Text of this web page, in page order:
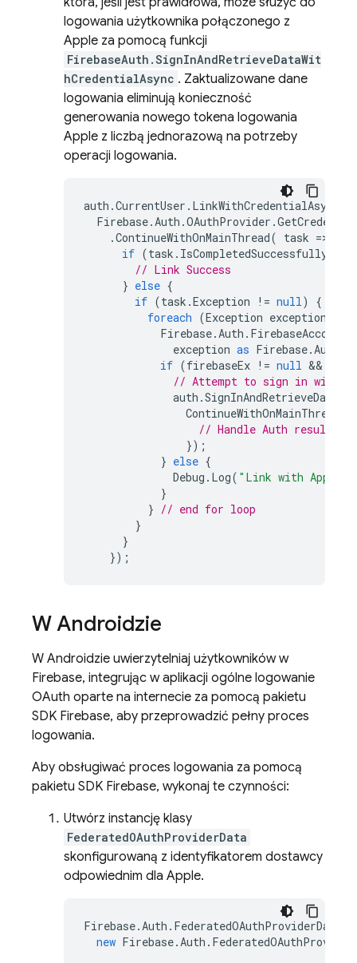
logowania użytkownika połączonego z
Apple za pomocą funkcji
FirebaseAuth.SignInAndRetrieveDataWit
hCredentialAsync . Zaktualizowane dane
logowania eliminują konieczność
generowania nowego tokena logowania
Apple z liczbą jednorazową na potrzeby
operacji logowania.
auth .CurrentUser . LinkWithCredentialAsync
Firebase.Auth .OAuthProvider .
.ContinueWithOnMainThread( task =>
if (task . IsCompletedSuccessfully
// Link Success
} else {
if (task .Exception != null)
{
foreach (Exception exception
Firebase.Auth .
exception as Firebase.Auth
if (firebaseEx != null &&
// Attempt to sign in with
auth .
ContinueWithOnMainThread
// Handle Auth result.
});
} else {
Debug . Log( "Link with Apple
}
} // end for loop
}
}
});
W Androidzie
W Androidzie uwierzytelniaj użytkowników w
Firebase, integrując w aplikacji ogólne logowanie
OAuth oparte na internecie za pomocą pakietu
SDK Firebase, aby przeprowadzić pełny proces
logowania.
Aby obsługiwać proces logowania za pomocą
pakietu SDK Firebase, wykonaj te czynności:
Utwórz instancję klasy
FederatedOAuthProviderData
skonfigurowaną z identyfikatorem dostawcy
odpowiednim dla Apple.
Firebase.Auth . FederatedOAuthProviderData
new Firebase.Auth .